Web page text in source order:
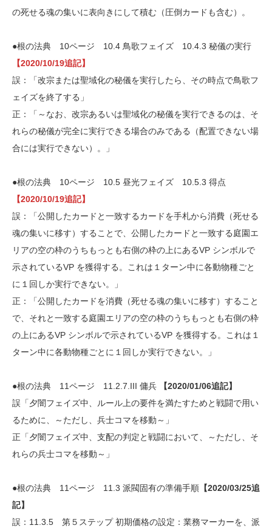
の死せる魂の集いに表向きにして積む（圧倒カードも含む）。
●根の法典 10ページ 10.4 鳥歌フェイズ 10.4.3 秘儀の実行
【2020/10/19追記】
誤：「改宗または聖域化の秘儀を実行したら、その時点で鳥歌フ
ェイズを終了する」
正：「～なお、改宗あるいは聖域化の秘儀を実行できるのは、そ
れらの秘儀が完全に実行できる場合のみである（配置できない場
合には実行できない）。」
●根の法典 10ページ 10.5 昼光フェイズ 10.5.3 得点
【2020/10/19追記】
誤：「公開したカードと一致するカードを手札から消費（死せる
魂の集いに移す）することで、公開したカードと一致する庭園エ
リアの空の枠のうちもっとも右側の枠の上にあるVP シンボルで
示されているVP を獲得する。これは１ターン中に各動物種ごと
に１回しか実行できない。」
正：「公開したカードを消費（死せる魂の集いに移す）すること
で、それと一致する庭園エリアの空の枠のうちもっとも右側の枠
の上にあるVP シンボルで示されているVP を獲得する。これは１
ターン中に各動物種ごとに１回しか実行できない。」
●根の法典 11ページ 11.2.7.III 傭兵
【2020/01/06追記】
誤「夕闇フェイズ中、ルール上の要件を満たすためと戦闘で用い
るために、～ただし、兵士コマを移動～」
正「夕闇フェイズ中、支配の判定と戦闘において、～ただし、そ
れらの兵士コマを移動～」
●根の法典 11ページ 11.3 派閥固有の準備手順 【2020/03/25追
記】
誤：11.3.5 第５ステップ 初期価格の設定：業務マーカーを、派